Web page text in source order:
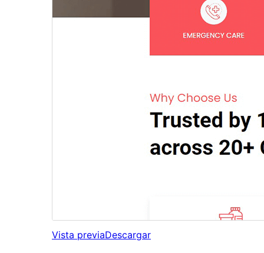
Vista previaDescargar